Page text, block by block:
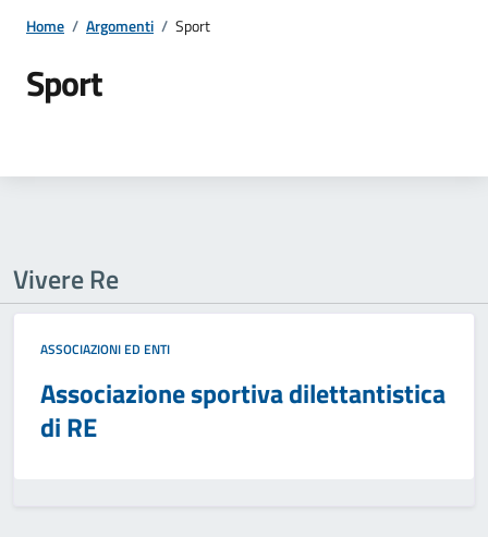
Home / Argomenti / Sport
Sport
Vivere Re
ASSOCIAZIONI ED ENTI
Associazione sportiva dilettantistica
di RE